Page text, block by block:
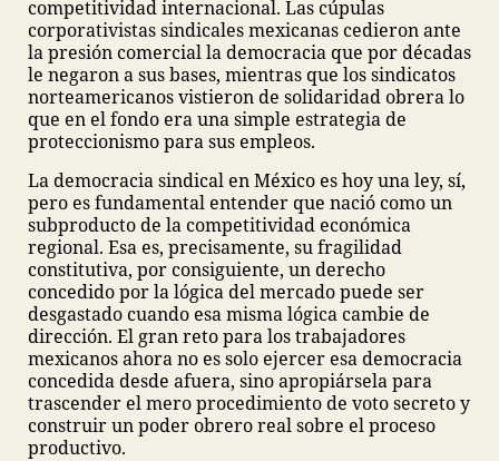
competitividad internacional. Las cúpulas
corporativistas sindicales mexicanas cedieron ante
la presión comercial la democracia que por décadas
le negaron a sus bases, mientras que los sindicatos
norteamericanos vistieron de solidaridad obrera lo
que en el fondo era una simple estrategia de
proteccionismo para sus empleos.
La democracia sindical en México es hoy una ley, sí,
pero es fundamental entender que nació como un
subproducto de la competitividad económica
regional. Esa es, precisamente, su fragilidad
constitutiva, por consiguiente, un derecho
concedido por la lógica del mercado puede ser
desgastado cuando esa misma lógica cambie de
dirección. El gran reto para los trabajadores
mexicanos ahora no es solo ejercer esa democracia
concedida desde afuera, sino apropiársela para
trascender el mero procedimiento de voto secreto y
construir un poder obrero real sobre el proceso
productivo.